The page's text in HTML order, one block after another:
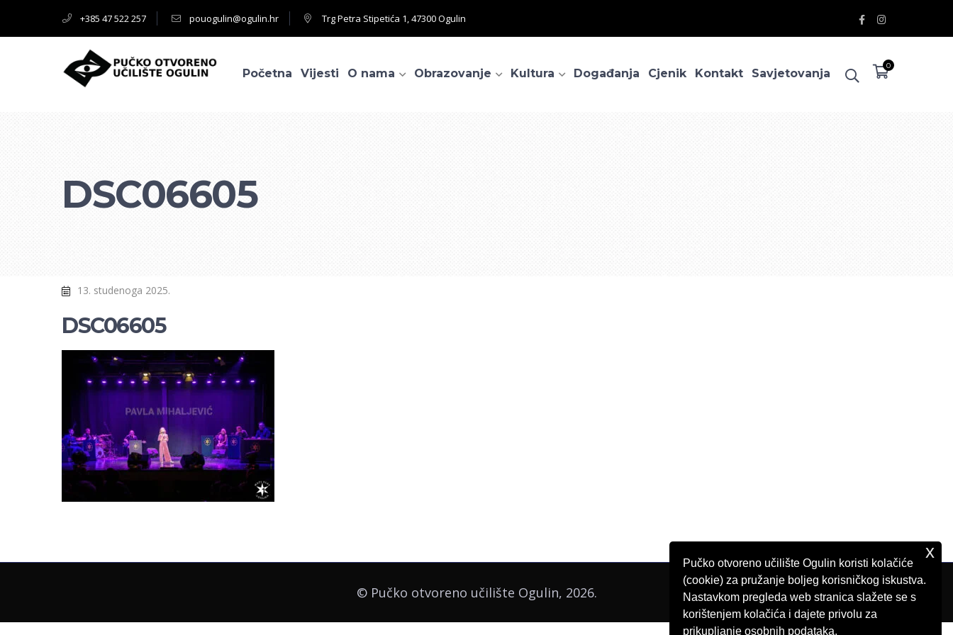
+385 47 522 257 pouogulin@ogulin.hr Trg Petra Stipetića 1, 47300 Ogulin
Facebook
Profile
Instagram
Profile
0
Početna Vijesti O nama Obrazovanje Kultura Događanja Cjenik Kontakt Savjetovanja
DSC06605
13. studenoga 2025.
DSC06605
© Pučko otvoreno učilište Ogulin, 2026.
Pučko otvoreno učilište Ogulin koristi kolačiće
(cookie) za pružanje boljeg korisničkog iskustva.
Nastavkom pregleda web stranica slažete se s
korištenjem kolačića i dajete privolu za
prikupljanje osobnih podataka.
x